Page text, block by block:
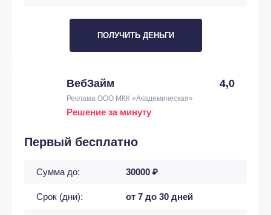
ПОЛУЧИТЬ ДЕНЬГИ
ВебЗайм 4,0
Реклама ООО МКК «Академическая»
Решение за минуту
Первый бесплатно
Сумма до: 30000 ₽
Срок (дни): от 7 до 30 дней